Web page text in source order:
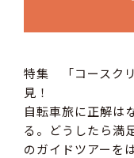
特集 「コースク
見！
自転車旅に正解は
る。どうしたら満
のガイドツアーを